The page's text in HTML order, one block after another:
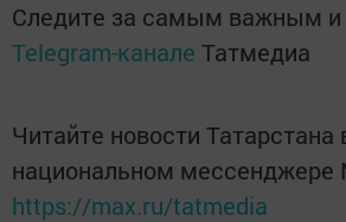
Следите за самым важным и
Telegram-канале Татмедиа
Читайте новости Татарстана
национальном мессенджере
https://max.ru/tatmedia